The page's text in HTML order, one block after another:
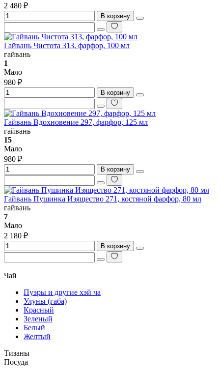
2 480 ₽
В корзину
Гайвань Чистота 313, фарфор, 100 мл
гайвань
1
Мало
980 ₽
В корзину
Гайвань Вдохновение 297, фарфор, 125 мл
гайвань
15
Мало
980 ₽
В корзину
Гайвань Пушинка Изящество 271, костяной фарфор, 80 мл
гайвань
7
Мало
2 180 ₽
В корзину
Чай
Пуэры и другие хэй ча
Улуны (габа)
Красный
Зеленый
Белый
Желтый
Тизаны
Посуда